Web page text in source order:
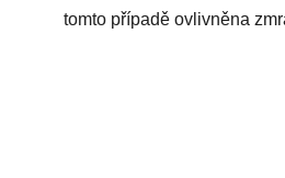
tomto případě ovlivněna